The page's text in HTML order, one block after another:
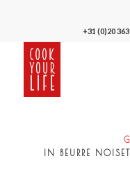
+31 (0)20
IN BEURRE